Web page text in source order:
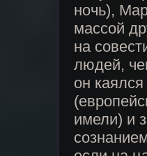
ночь),
массой
на
людей,
он
имели) и